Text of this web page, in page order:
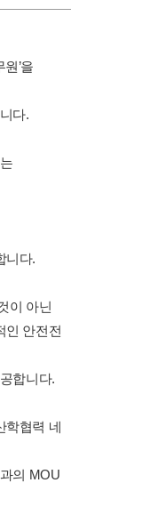
’을
다.
니다.
이 아닌
인 안전전
합니다.
학협력 네
의 MOU